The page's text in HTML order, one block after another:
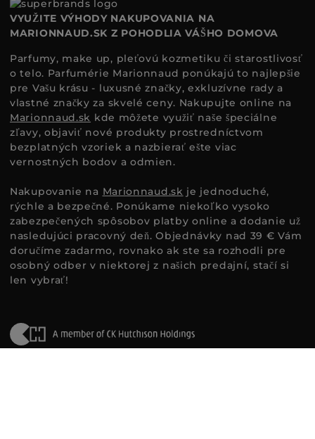
VYUŽITE VÝHODY NAKUPOVANIA NA
MARIONNAUD.SK Z POHODLIA VÁŠHO DOMOVA
Parfumy, make up, pleťovú kozmetiku či starostlivosť
o telo. Parfumérie Marionnaud ponúkajú to najlepšie
pre Vašu krásu - luxusné značky, exkluzívne rady a
vlastné značky za skvelé ceny. Nakupujte online na
Marionnaud.sk kde môžete využiť naše špeciálne
zľavy, objaviť nové produkty prostredníctvom
bezplatných vzoriek a nazbierať ešte viac
vernostných bodov a odmien.
Nakupovanie na Marionnaud.sk je jednoduché,
rýchle a bezpečné. Ponúkame niekoľko vysoko
zabezpečených spôsobov platby online a dodanie už
nasledujúci pracovný deň. Objednávky nad 39 € Vám
doručíme zadarmo, rovnako ak ste sa rozhodli pre
osobný odber v niektorej z našich predajní, stačí si
len vybrať!